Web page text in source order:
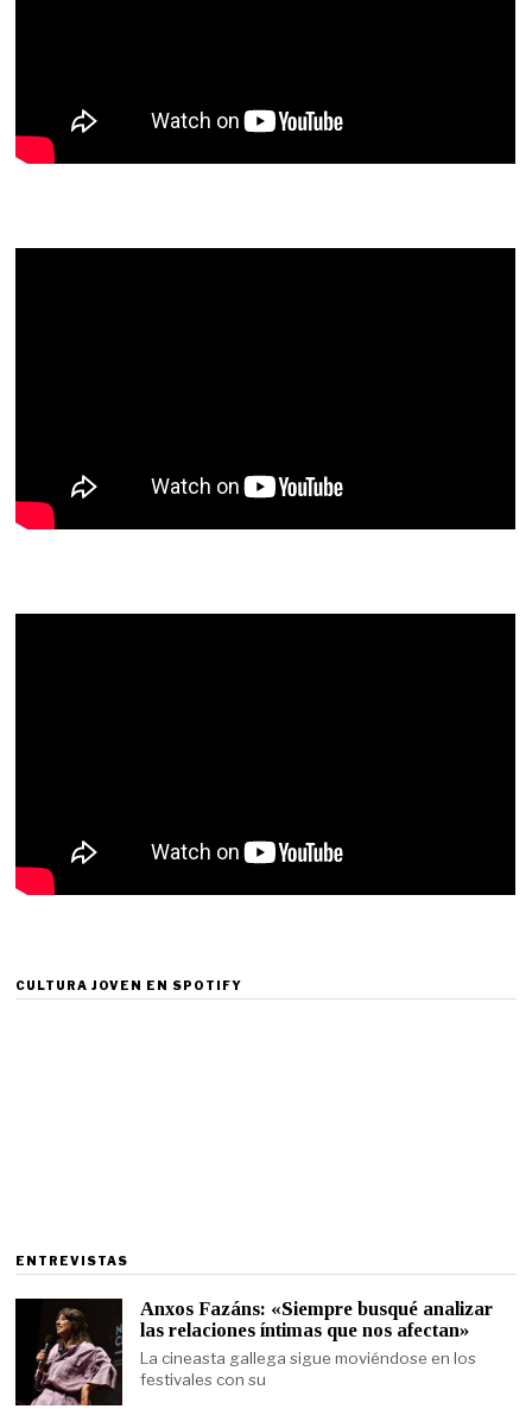
CULTURA JOVEN EN SPOTIFY
ENTREVISTAS
Anxos Fazáns: «Siempre busqué analizar
las relaciones íntimas que nos afectan»
La cineasta gallega sigue moviéndose en los
festivales con su